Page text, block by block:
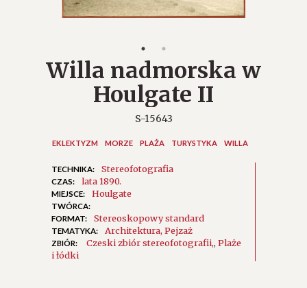
Willa nadmorska w
Houlgate II
S-15643
EKLEKTYZM MORZE PLAŻA TURYSTYKA WILLA
TECHNIKA: Stereofotografia
CZAS: lata 1890.
MIEJSCE: Houlgate
TWÓRCA:
FORMAT:
Stereoskopowy standard
TEMATYKA: Architektura Pejzaż
ZBIÓR: Czeski zbiór stereofotografii,Plaże
i łódki